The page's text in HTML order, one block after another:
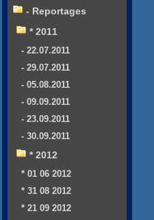
- Reportages
* 2011
- 22.07.2011
- 29.07.2011
- 05.08.2011
- 09.09.2011
- 23.09.2011
- 30.09.2011
* 2012
* 01 06 2012
* 31 08 2012
* 21 09 2012